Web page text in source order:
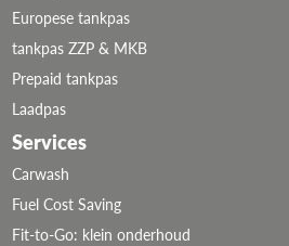
Europese tankpas
tankpas ZZP & MKB
Prepaid tankpas
Laadpas
Services
Carwash
Fuel Cost Saving
Fit-to-Go: klein onderhoud